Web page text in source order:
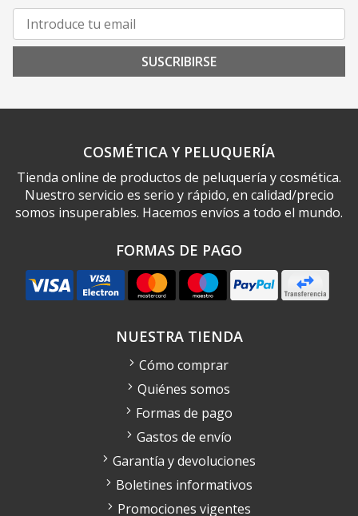
SUSCRIBIRSE
COSMÉTICA Y PELUQUERÍA
Tienda online de productos de peluquería y cosmética.
Nuestro servicio es serio y rápido, en calidad/precio
somos insuperables. Hacemos envíos a todo el mundo.
FORMAS DE PAGO
NUESTRA TIENDA
Cómo comprar
Quiénes somos
Formas de pago
Gastos de envío
Garantía y devoluciones
Boletines informativos
Promociones vigentes